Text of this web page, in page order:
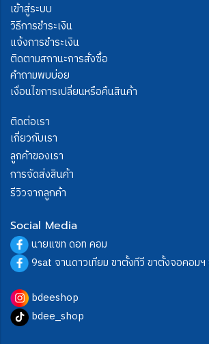
เข้าสู่ระบบ
วิธีการชำระเงิน
แจ้งการชำระเงิน
ติดตามสถานะการสั่งซื้อ
คำถามพบบ่อย
เงื่อนไขการเปลี่ยนหรือคืนสินค้า
ติดต่อเรา
เกี่ยวกับเรา
ลูกค้าของเรา
การจัดส่งสินค้า
รีวิวจากลูกค้า
Social Media
นายแซท ดอท คอม
9sat จานดาวเทียม ขาตั้งทีวี ขาตั้งจอคอมฯ
bdeeshop
bdee_shop